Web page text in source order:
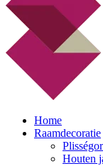
Home
Raamdecoratie
Houten